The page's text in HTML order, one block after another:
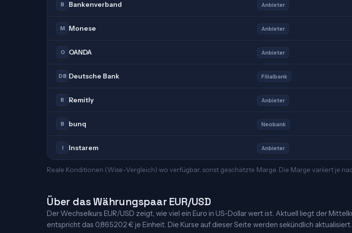
B Bankenverband Anbieter
M Monese Anbieter
O OANDA Anbieter
DB Deutsche Bank Filialbank
R Remitly Anbieter
B bunq Neobank
I Instarem Anbieter
Reale Konditionen (Wise-Vergleich) wo verfügbar, sonst geschätzte Marge. Die Marge variiert je
Über das Währungspaar EUR/USD
Der Wechselkurs EUR/USD zeigt, wie viel ein Euro in US-Dollar wert ist. Aktuell liegt der
entspricht das 0,865202 € je Einheit. Die Kurse auf dieser Seite werden sekündlich aktualisiert.